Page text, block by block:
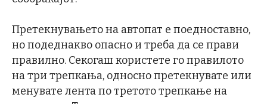
Претекнувањето на автопат е поедноставно,
но подеднакво опасно и треба да се прави
правилно. Секогаш користете го правилото
на три трепкања, односно претекнувате или
менувате лента по третото трепкање на